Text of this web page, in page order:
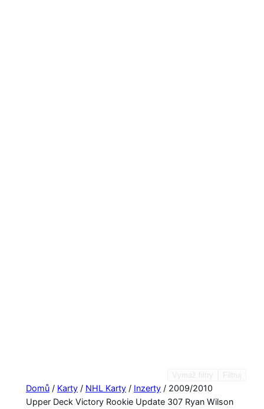
Domů/ Karty/ NHL Karty/ Inzerty/ 2009/2010
Upper Deck Victory Rookie Update 307 Ryan Wilson